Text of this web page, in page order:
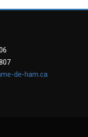
de-ham.ca